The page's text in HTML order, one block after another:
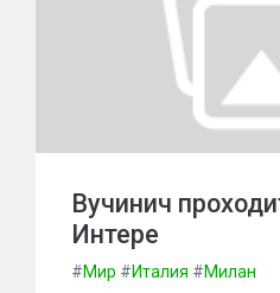
Вучинич
Интере
#Мир #Италия #Милан